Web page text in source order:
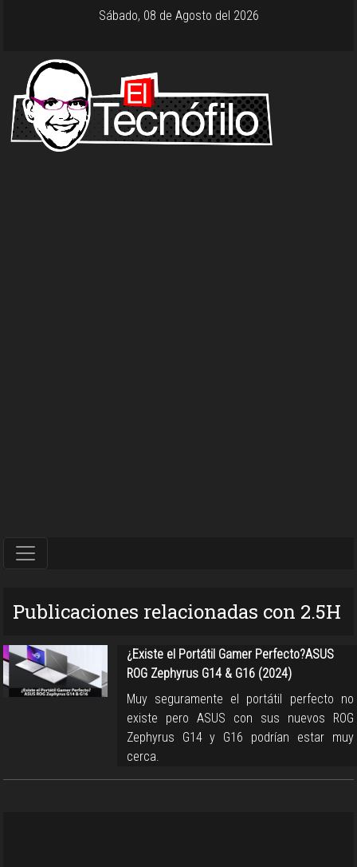
Sábado, 08 de Agosto del 2026
Publicaciones relacionadas con 2.5H
¿Existe el Portátil Gamer Perfecto?ASUS
ROG Zephyrus G14 & G16 (2024)
Muy seguramente el portátil perfecto no
existe pero ASUS con sus nuevos ROG
Zephyrus G14 y G16 podrían estar muy
cerca.